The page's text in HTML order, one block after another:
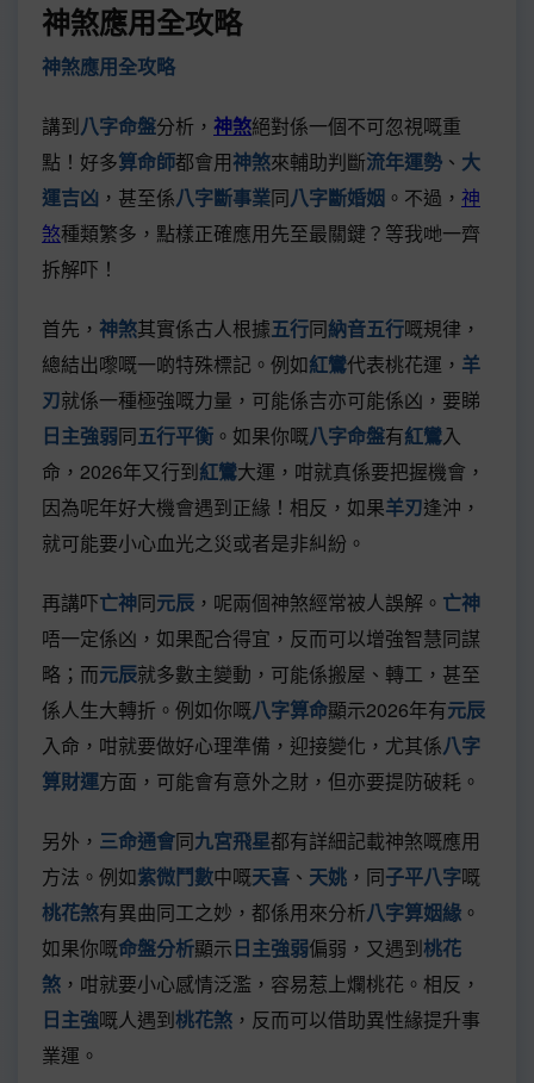
神煞應用全攻略
神煞應用全攻略
講到八字命盤分析， 神煞絕對係一個不可忽視嘅重
點！好多算命師都會用神煞來輔助判斷流年運勢 、 大
運吉凶 ，甚至係八字斷事業同八字斷婚姻 。不過， 神
煞種類繁多，點樣正確應用先至最關鍵？等我哋一齊
拆解吓！
首先， 神煞其實係古人根據五行同納音五行嘅規律，
總結出嚟嘅一啲特殊標記。例如紅鸞代表桃花運， 羊
刃就係一種極強嘅力量，可能係吉亦可能係凶，要睇
日主強弱同五行平衡 。如果你嘅八字命盤有紅鸞入
命，2026年又行到紅鸞大運，咁就真係要把握機會，
因為呢年好大機會遇到正緣！相反，如果羊刃逢沖，
就可能要小心血光之災或者是非糾紛。
再講吓亡神同元辰 ，呢兩個神煞經常被人誤解。 亡神
唔一定係凶，如果配合得宜，反而可以增強智慧同謀
略；而元辰就多數主變動，可能係搬屋、轉工，甚至
係人生大轉折。例如你嘅八字算命顯示2026年有元辰
入命，咁就要做好心理準備，迎接變化，尤其係八字
算財運方面，可能會有意外之財，但亦要提防破耗。
另外， 三命通會同九宮飛星都有詳細記載神煞嘅應用
方法。例如紫微鬥數中嘅天喜 、 天姚 ，同子平八字嘅
桃花煞有異曲同工之妙，都係用來分析八字算姻緣 。
如果你嘅命盤分析顯示日主強弱偏弱，又遇到桃花
煞 ，咁就要小心感情泛濫，容易惹上爛桃花。相反，
日主強嘅人遇到桃花煞 ，反而可以借助異性緣提升事
業運。